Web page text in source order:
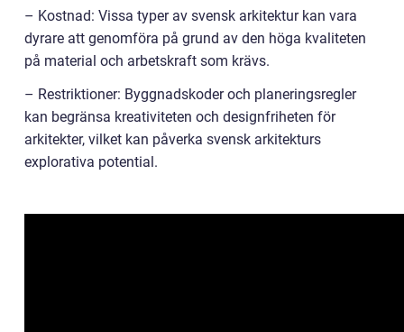
– Kostnad: Vissa typer av svensk arkitektur kan vara
dyrare att genomföra på grund av den höga kvaliteten
på material och arbetskraft som krävs.
– Restriktioner: Byggnadskoder och planeringsregler
kan begränsa kreativiteten och designfriheten för
arkitekter, vilket kan påverka svensk arkitekturs
explorativa potential.